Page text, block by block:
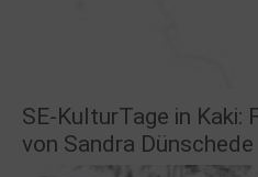
SE-KulturTage in Kaki:
von Sandra Dünschede